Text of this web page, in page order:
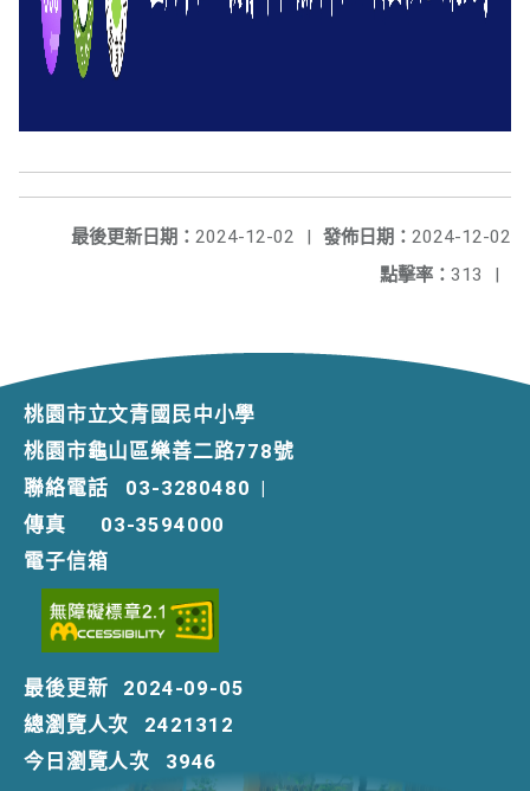
發佈日期： 2024-12-02
最後更新日期： 2024-12-02
|
點擊率： 313 |
桃園市立文青國民中小學
桃園市龜山區樂善二路778號
聯絡電話
03-3280480 |
傳真
03-3594000
電子信箱
最後更新
2024-09-05
總瀏覽人次
2421312
今日瀏覽人次
3946